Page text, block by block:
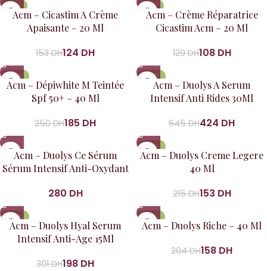
-19%
Acm – Cicastim A Crème
Apaisante – 20 Ml
153DH124 DH
-16%
Acm – Crème Réparatrice
Cicastim Acm – 20 Ml
129DH108 DH
-26%
Acm – Dépiwhite M Teintée
Spf 50+ – 40 Ml
250DH185 DH
-34%
Acm – Duolys A Serum
Intensif Anti Rides 30Ml
645DH424 DH
Acm – Duolys Ce Sérum
Sérum Intensif Anti-Oxydant
DH
-29%
Acm – Duolys Creme Legere
40 Ml
215DH153 DH
-34%
Acm – Duolys Hyal Serum
Intensif Anti-Age 15Ml
301DH198 DH
-23%
Acm – Duolys Riche – 40 Ml
204DH158 DH